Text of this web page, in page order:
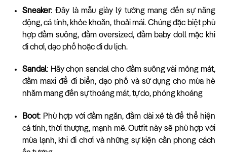
Sneaker: Đây là mẫu giày lý tưởng mang đến sự năng
động, cá tính, khỏe khoắn, thoải mái. Chúng đặc biệt phù
hợp đầm suông, đầm oversized, đầm baby doll mặc khi
đi chơi, dạo phố hoặc đi du lịch.
Sandal: Hãy chọn sandal cho đầm suông vải mỏng mát,
đầm maxi để đi biển, dạo phố và sử dụng cho mùa hè
nhằm mang đến sự thoáng mát, tự do, phóng khoáng
Boot: Phù hợp với đầm ngắn, đầm dài xẻ tà để thể hiện
cá tính, thời thượng, mạnh mẽ. Outfit này sẽ phù hợp với
mùa lạnh, khi đi chơi và những sự kiện cần phong cách